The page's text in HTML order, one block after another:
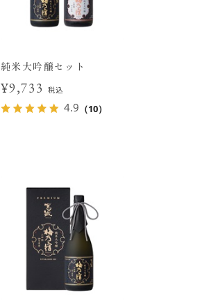
純米大吟醸セット
¥9,733 税込
4.9 （10）